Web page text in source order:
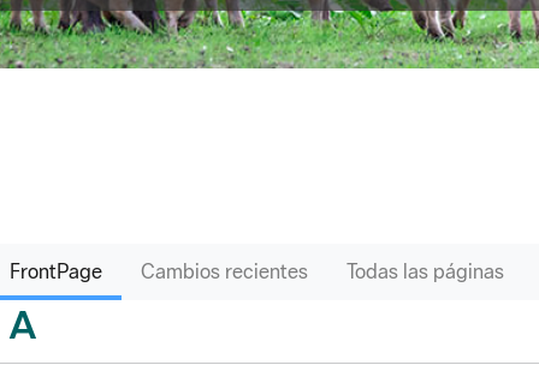
FrontPage Cambios recientes Todas las páginas
A